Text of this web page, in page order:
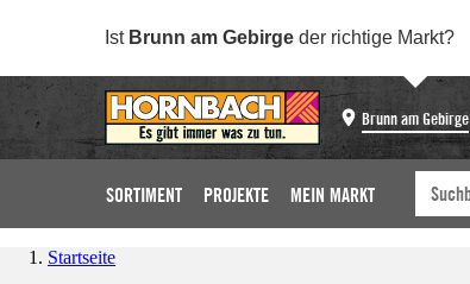
Ist Brunn am Gebirge der richtige Markt?
Brunn am Gebirge
SORTIMENT PROJEKTE MEIN MARKT
Startseite